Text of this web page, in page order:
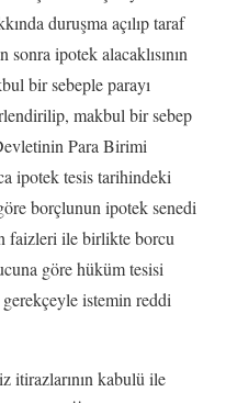
duruşma açılıp taraf
ipotek alacaklısının
bir sebeple parayı
makbul bir sebep
Para Birimi
ipotek tesis tarihindeki
borçlunun ipotek senedi
faizleri ile birlikte borcu
göre hüküm tesisi
istemin reddi
itirazlarının kabulü ile